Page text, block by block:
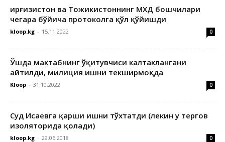
Қирғизистон ва Тожикистоннинг МХДҚ бошчилари
чегара бўйича протоколга қўл қўйишди
kloop.kg - 15.11.2022 0
Ўшда мактабнинг ўқитувчиси калтаклангани
айтилди, милиция ишни текширмоқда
Kloop - 31.10.2022 0
Суд Исаевга қарши ишни тўхтатди (лекин у тергов
изоляторида қолади)
kloop.kg - 29.06.2018 0